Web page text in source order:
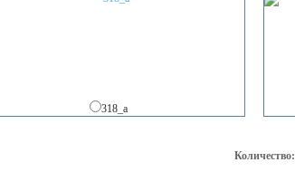
318_a
Количество: